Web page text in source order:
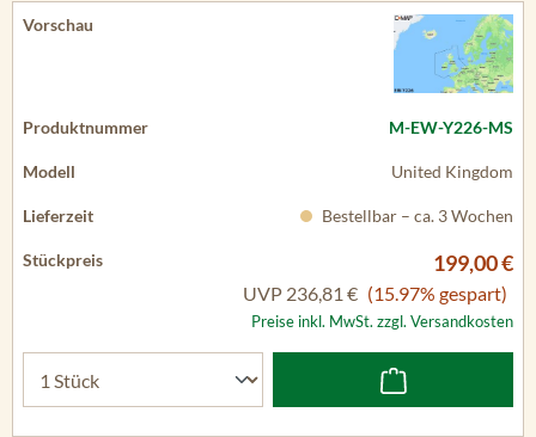
M-EW-Y226-MS
United Kingdom
Bestellbar – ca. 3 Wochen
199,00 €
UVP 236,81 € (15.97% gespart)
Preise inkl. MwSt. zzgl. Versandkosten